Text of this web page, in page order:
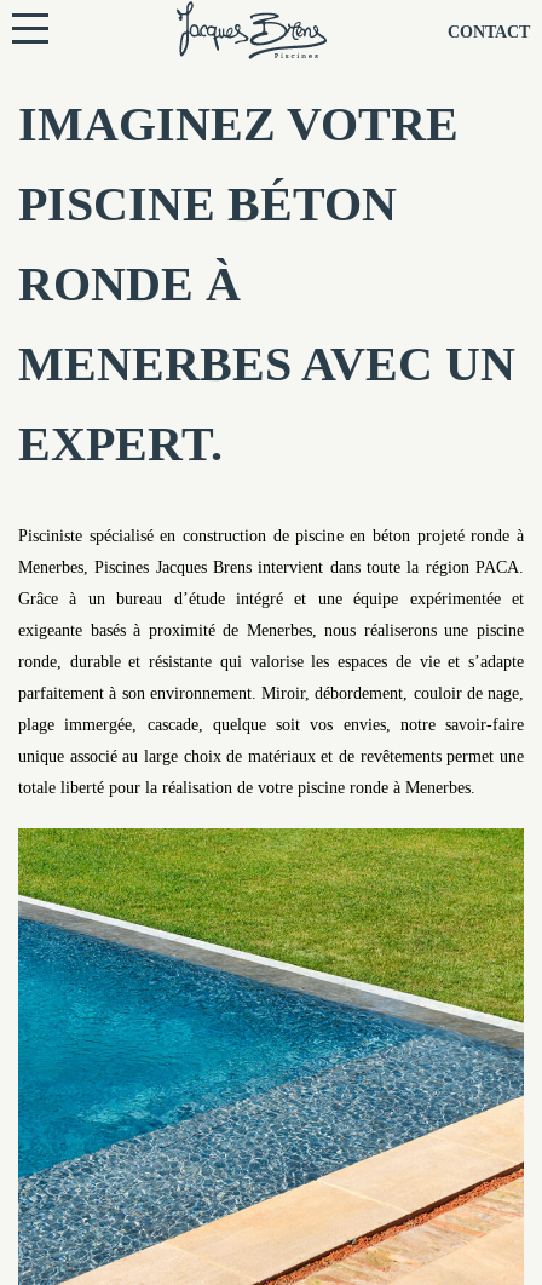
CONTACT
IMAGINEZ VOTRE
PISCINE BÉTON
RONDE À
MENERBES AVEC UN
EXPERT.
Pisciniste spécialisé en construction de piscine en béton projeté ronde à
Menerbes, Piscines Jacques Brens intervient dans toute la région PACA.
Grâce à un bureau d’étude intégré et une équipe expérimentée et
exigeante basés à proximité de Menerbes, nous réaliserons une piscine
ronde, durable et résistante qui valorise les espaces de vie et s’adapte
parfaitement à son environnement. Miroir, débordement, couloir de nage,
plage immergée, cascade, quelque soit vos envies, notre savoir-faire
unique associé au large choix de matériaux et de revêtements permet une
totale liberté pour la réalisation de votre piscine ronde à Menerbes.
NOS PISCINES
NOTRE TECHNIQUE
NOS CONSEILS
NOS AGENCES
CONTACTEZ-NOUS